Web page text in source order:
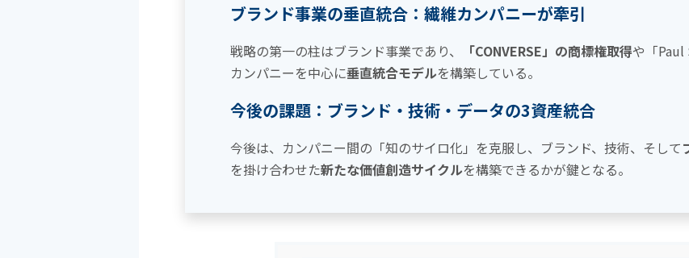
ブランド事業の垂直統合：繊維カンパニーが牽引
戦略の第一の柱はブランド事業であり、 「CONVERSE」の商標権取得や「
カンパニーを中心に垂直統合モデルを構築している。
今後の課題：ブランド・技術・データの3資産統合
今後は、カンパニー間の「知のサイロ化」を克服し、ブランド、技術、そして
を掛け合わせた新たな価値創造サイクルを構築できるかが鍵となる。